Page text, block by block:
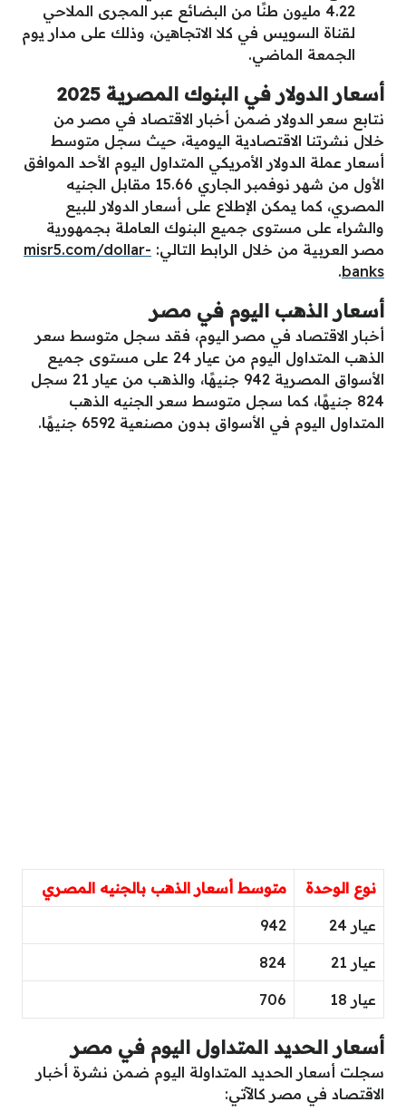
4.22 مليون طنًا من البضائع عبر المجرى الملاحي
لقناة السويس في كلا الاتجاهين، وذلك على مدار يوم
الجمعة الماضي.
أسعار الدولار في البنوك المصرية 2025
نتابع سعر الدولار ضمن أخبار الاقتصاد في مصر من
خلال نشرتنا الاقتصادية اليومية، حيث سجل متوسط
أسعار عملة الدولار الأمريكي المتداول اليوم الأحد الموافق
الأول من شهر نوفمبر الجاري 15.66 مقابل الجنيه
المصري، كما يمكن الإطلاع على أسعار الدولار للبيع
والشراء على مستوى جميع البنوك العاملة بجمهورية
مصر العربية من خلال الرابط التالي: misr5.com/dollar-
banks
.
أسعار الذهب اليوم في مصر
أخبار الاقتصاد في مصر اليوم، فقد سجل متوسط سعر
الذهب المتداول اليوم من عيار 24 على مستوى جميع
الأسواق المصرية 942 جنيهًا، والذهب من عيار 21 سجل
824 جنيهًا، كما سجل متوسط سعر الجنيه الذهب
المتداول اليوم في الأسواق بدون مصنعية 6592 جنيهًا.
نوع الوحدة متوسط أسعار الذهب بالجنيه المصري
عيار 24 942
عيار 21 824
عيار 18 706
أسعار الحديد المتداول اليوم في مصر
سجلت أسعار الحديد المتداولة اليوم ضمن نشرة أخبار
الاقتصاد في مصر كالآتي: